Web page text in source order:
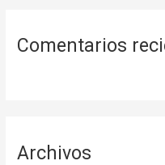
Comentarios
Archivos